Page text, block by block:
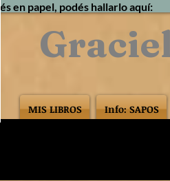
MIS LIBROS Info: SAPOS
en papel, podés hallarlo aquí: